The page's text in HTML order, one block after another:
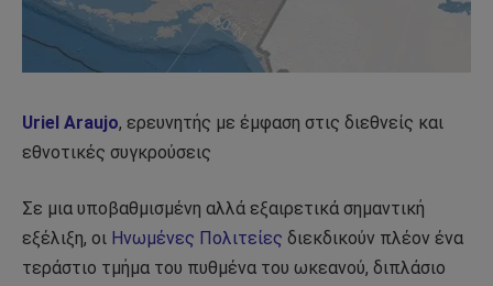
Uriel Araujo, ερευνητής με έμφαση στις διεθνείς και
εθνοτικές συγκρούσεις
Σε μια υποβαθμισμένη αλλά εξαιρετικά σημαντική
εξέλιξη, οι Ηνωμένες Πολιτείες διεκδικούν πλέον ένα
τεράστιο τμήμα του πυθμένα του ωκεανού, διπλάσιο